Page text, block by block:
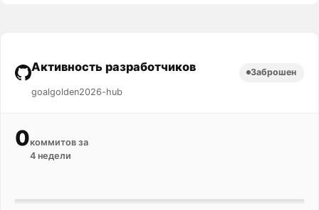
Активность разработчиков
goalgolden2026-hub
Заброшен
0коммитов за
4 недели